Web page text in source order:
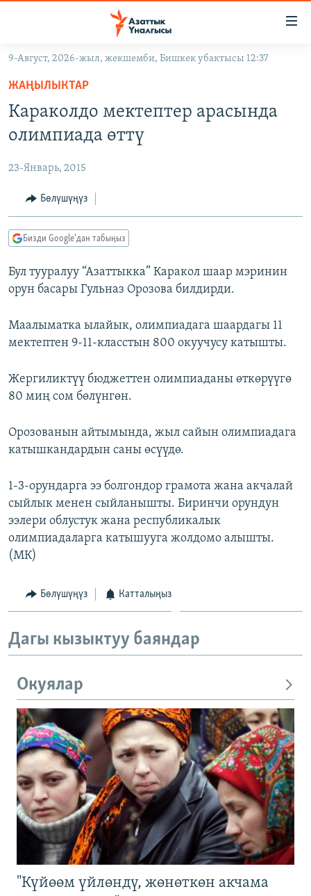
Навигацияга
өтүңүз
Издөөгө
салыңызКЫРГЫЗСТАН
ЭКОНОМИКА
МАДАНИЯТ
ДҮЙНӨ
БОРБОР АЗИЯ
АТАЙЫН ИЛИКТӨӨ
ТВ ПРОГРАММАЛАР
ЭКСПЕРТТЕР ТАЛДАЙТ
БИЗ ЖАНА ДҮЙНӨ
ДАНИСТЕ
ЭЖЕ-СИҢДИЛЕР
АЗАТТЫК+
ЫҢГАЙСЫЗ СУРООЛОР
ӨЗГӨЧӨ ПИКИР
Русский
ОНЛАЙН ШЕРИНЕ
9-Август, 2026-жыл, жекшемби, Бишкек убактысы 12:37
ЖАҢЫЛЫКТАР
Караколдо мектептер арасында
олимпиада өттү
23-Январь, 2015
Бөлүшүңүз
Бизди Google'дан табыңыз
Бул тууралуу “Азаттыкка” Каракол шаар мэринин
орун басары Гульназ Орозова билдирди.
Маалыматка ылайык, олимпиадага шаардагы 11
мектептен 9-11-класстын 800 окуучусу катышты.
Жергиликтүү бюджеттен олимпиаданы өткөрүүгө
80 миң сом бөлүнгөн.
Орозованын айтымында, жыл сайын олимпиадага
катышкандардын саны өсүүдө.
1-3-орундарга ээ болгондор грамота жана акчалай
сыйлык менен сыйланышты. Биринчи орундун
ээлери облустук жана республикалык
олимпиадаларга катышууга жолдомо алышты.
(МК)
Бөлүшүңүз Катталыңыз
Дагы кызыктуу баяндар
Окуялар
"Күйөөм үйлөндү, жөнөткөн акчама